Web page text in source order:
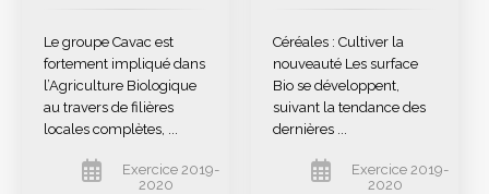
Le groupe Cavac est
fortement impliqué dans
l’Agriculture Biologique
au travers de filières
locales complètes, ...
Exercice 2019-
2020
Céréales : Cultiver la
nouveauté Les surface
Bio se développent,
suivant la tendance des
dernières ...
Exercice 2019-
2020